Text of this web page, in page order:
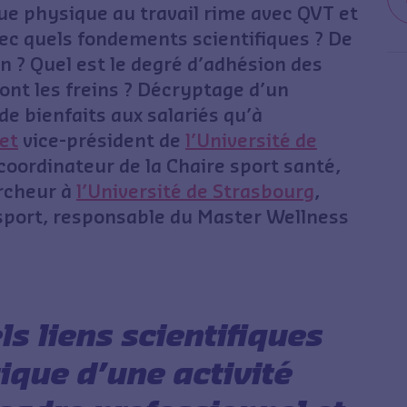
physique au travail rime avec QVT et
quels fondements scientifiques ? De
Quel est le degré d’adhésion des
les freins ? Décryptage d’un
bienfaits aux salariés qu’à
vice-président de l’Université de
de la Chaire sport santé,
à l’Université de Strasbourg,
responsable du Master Wellness
liens scientifiques
d’une activité